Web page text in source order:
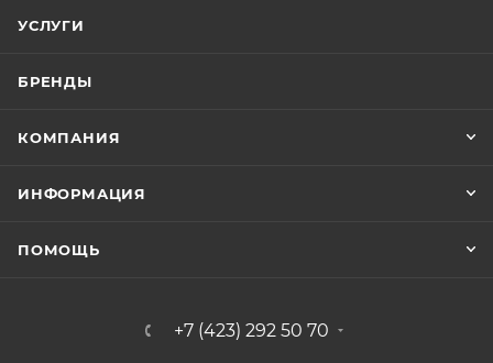
УСЛУГИ
БРЕНДЫ
КОМПАНИЯ
ИНФОРМАЦИЯ
ПОМОЩЬ
+7 (423) 292 50 70